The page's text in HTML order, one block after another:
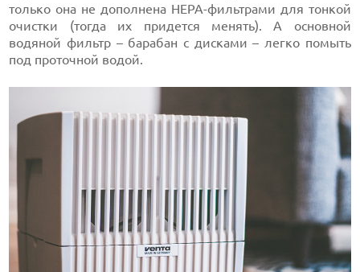
только она не дополнена НЕРА-фильтрами для тонкой
очистки (тогда их придется менять). А основной
водяной фильтр – барабан с дисками – легко помыть
под проточной водой.